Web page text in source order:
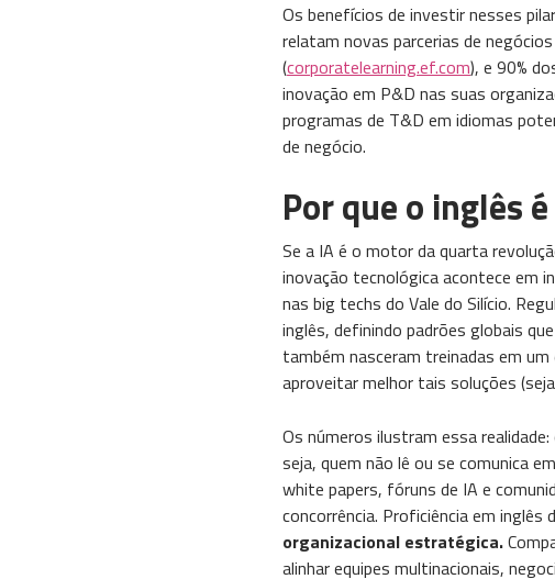
Os benefícios de investir nesses
relatam novas parcerias de
(corporatelearning.ef.com), e 90%
inovação em P&D nas suas
programas de T&D em idiomas
de negócio.
Por que o inglês
Se a IA é o motor da quarta
inovação tecnológica acontece em
nas big techs do Vale do Silício.
inglês, definindo padrões globais
também nasceram treinadas em
aproveitar melhor tais soluções
Os números ilustram essa realidade:
seja, quem não lê ou se comunica
white papers, fóruns de IA e
concorrência. Proficiência em inglês
organizacional estratégica.
alinhar equipes multinacionais,